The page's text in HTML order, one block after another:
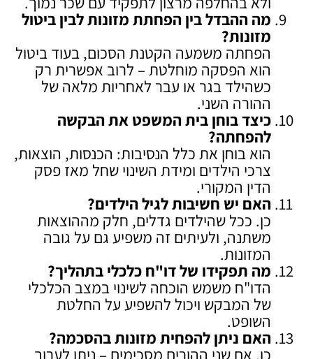
מה ההבדל בין הפחתת מזונות לבין ביטול
מזונות?
הפחתה משמעה הקטנת הסכום, בעוד ביטול
הוא הפסקה מוחלטת – לרוב אפשרית רק
כשהילד בגר או עבר לאחריות מלאה של
ההורה השני.
כיצד בוחן בית המשפט את הבקשה
להפחתה?
הוא בוחן את כלל הנסיבות: הכנסות, הוצאות,
צרכי הילדים ומידת השינוי שחל מאז פסק
הדין המקורי.
האם יש חשיבות לגיל הילדים?
כן. ככל שהילדים גדלים, חלק מההוצאות
משתנה, ולעיתים זה משפיע גם על גובה
המזונות.
מה תפקידו של דו"ח כלכלי בתהליך?
הדו"ח משמש הוכחה לשינוי במצב הכלכלי
של המבקש ויכול להשפיע על החלטת
השופט.
האם ניתן להפחית מזונות בהסכמה?
כן, אם שני ההורים מסכימים – ניתן לערוך